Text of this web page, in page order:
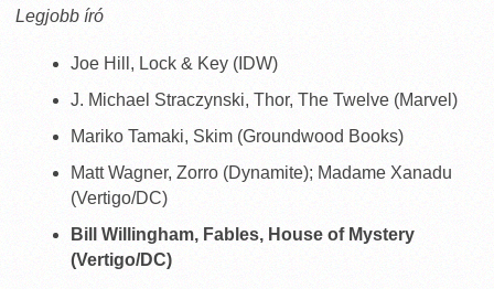
Legjobb író
Joe Hill, Lock & Key (IDW)
J. Michael Straczynski, Thor, The Twelve (Marvel)
Mariko Tamaki, Skim (Groundwood Books)
Matt Wagner, Zorro (Dynamite); Madame Xanadu
(Vertigo/DC)
Bill Willingham, Fables, House of Mystery
(Vertigo/DC)